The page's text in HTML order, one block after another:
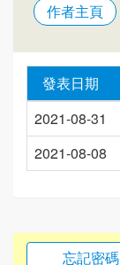
作者主頁
發表日期
2021-08-31
2021-08-08
忘記密碼